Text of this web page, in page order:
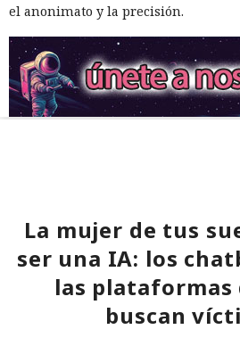
el anonimato y la precisión.
La mujer de tus
ser una IA: los
las plataformas
buscan